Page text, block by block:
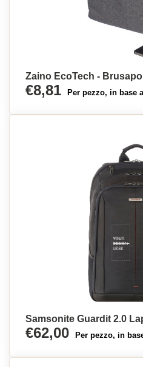
Zaino EcoTech -
€8,81 Per pezzo, in base
Samsonite Guardit 2.0
€62,00 Per pezzo, in